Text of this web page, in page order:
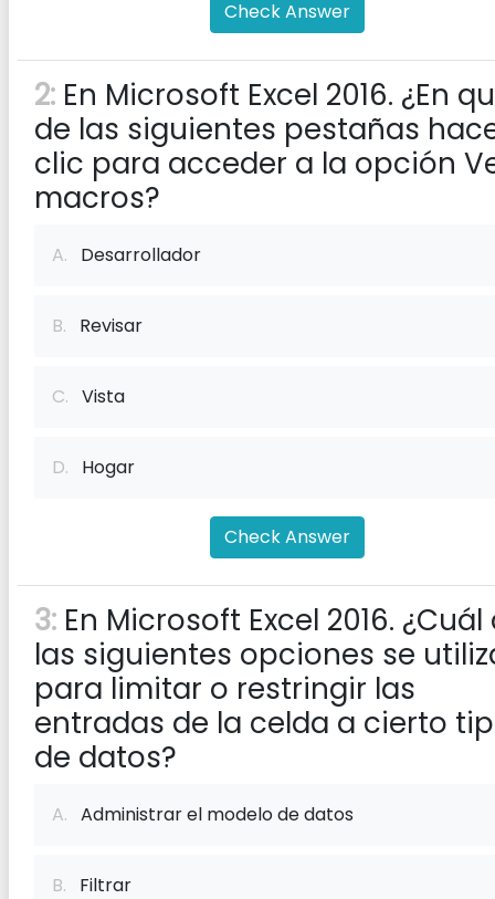
Check Answer
2: En Microsoft Excel 2016. ¿En
de las siguientes pestañas
clic para acceder a la opción
macros?
A. Desarrollador
B. Revisar
C. Vista
D. Hogar
Check Answer
3: En Microsoft Excel 2016. ¿Cuál
las siguientes opciones se
para limitar o restringir las
entradas de la celda a cierto
de datos?
A. Administrar el modelo de datos
B. Filtrar